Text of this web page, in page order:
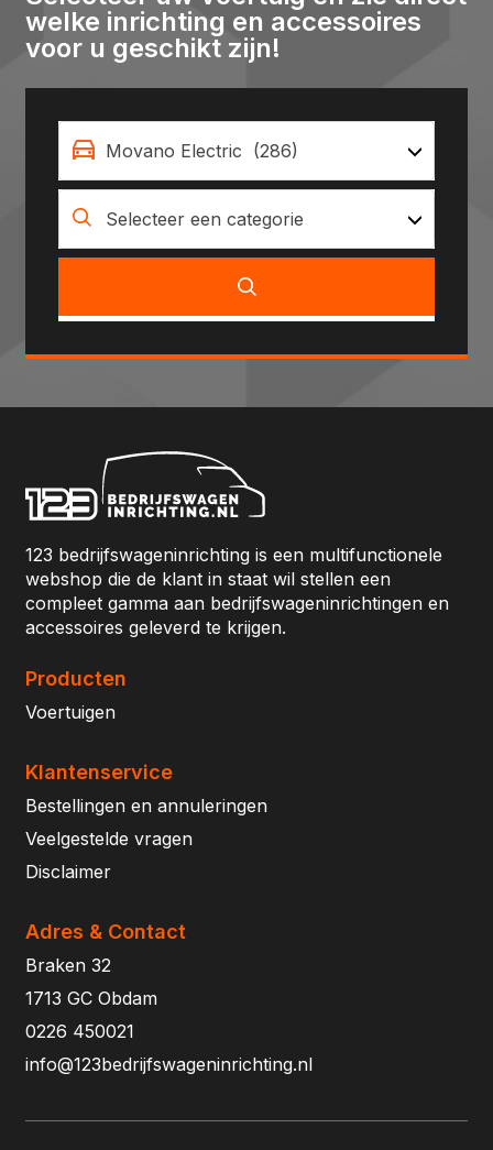
welke inrichting en accessoires
voor u geschikt zijn!
Movano Electric (286)
Selecteer een categorie
123 bedrijfswageninrichting is een multifunctionele
webshop die de klant in staat wil stellen een
compleet gamma aan bedrijfswageninrichtingen en
accessoires geleverd te krijgen.
Producten
Voertuigen
Klantenservice
Bestellingen en annuleringen
Veelgestelde vragen
Disclaimer
Adres & Contact
Braken 32
1713 GC Obdam
0226 450021
info@123bedrijfswageninrichting.nl